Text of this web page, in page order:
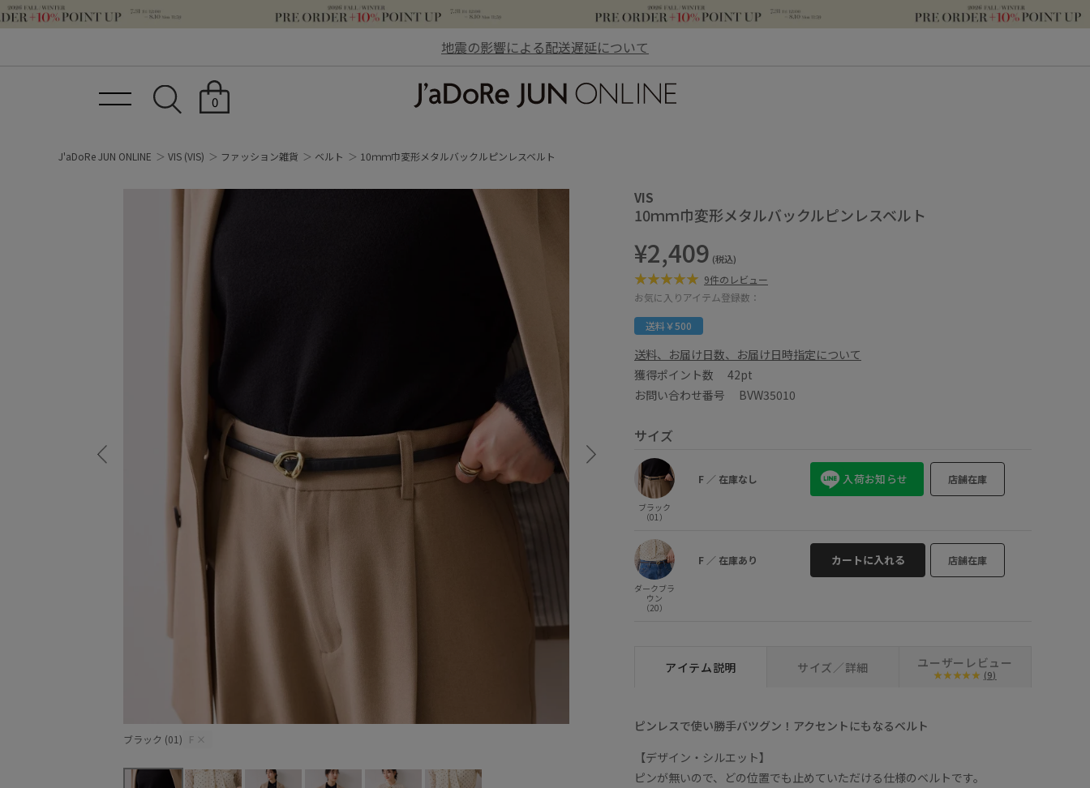
地震の影響による配送遅延について
0
J'aDoRe JUN ONLINE VIS (VIS) ファッション雑貨 ベルト 10ｍｍ巾変形メタルバックルピンレスベルト
ブラック (01) F ×
VIS
10ｍｍ巾変形メタルバックルピンレスベルト
¥2,409 (税込)
9件のレビュー
お気に入りアイテム登録数：
送料￥500
送料、お届け日数、お届け日時指定について
獲得ポイント数 42pt
お問い合わせ番号 BVW35010
サイズ
ブラック
（01）
F ／ 在庫なし 入荷お知らせ 店舗在庫
ダークブラ
ウン
（20）
F ／ 在庫あり カートに入れる 店舗在庫
アイテム説明 サイズ／詳細 ユーザーレビュー
(9)
ピンレスで使い勝手バツグン！アクセントにもなるベルト
【デザイン・シルエット】
ピンが無いので、どの位置でも止めていただける仕様のベルトです。